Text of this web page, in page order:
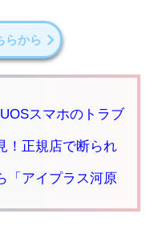
らから
スマホのトラブ
！正規店で断られ
「アイプラス河原